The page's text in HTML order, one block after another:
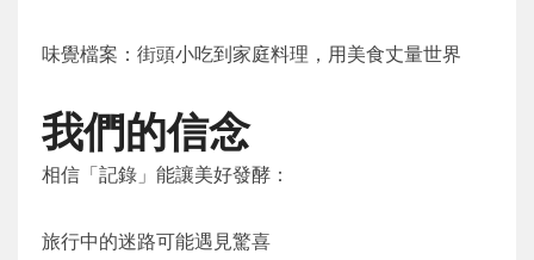
味覺檔案：街頭小吃到家庭料理，用美食丈量世界
我們的信念
相信「記錄」能讓美好發酵：
旅行中的迷路可能遇見驚喜